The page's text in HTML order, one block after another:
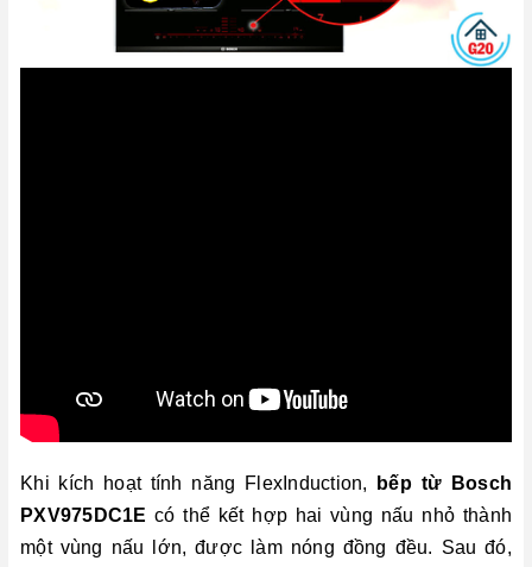
Khi kích hoạt tính năng FlexInduction,
bếp từ Bosch
PXV975DC1E có thể kết hợp hai vùng nấu nhỏ thành
một vùng nấu lớn, được làm nóng đồng đều. Sau đó,